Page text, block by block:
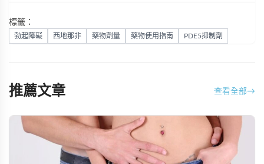
標籤：
勃起障礙 西地那非 藥物劑量 藥物使用指南 PDE5抑制劑
推薦文章 查看全部→